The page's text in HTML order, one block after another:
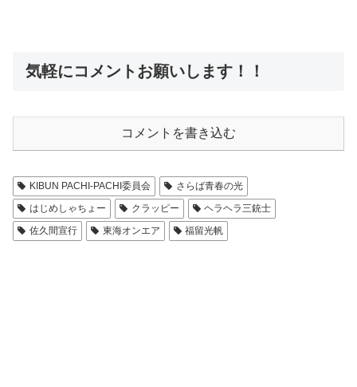
気軽にコメントお願いします！！
コメントを書き込む
KIBUN PACHI-PACHI委員会
さらば青春の光
はじめしゃちょー
クラッピー
ヘラヘラ三銃士
佐久間宣行
東海オンエア 福留光帆